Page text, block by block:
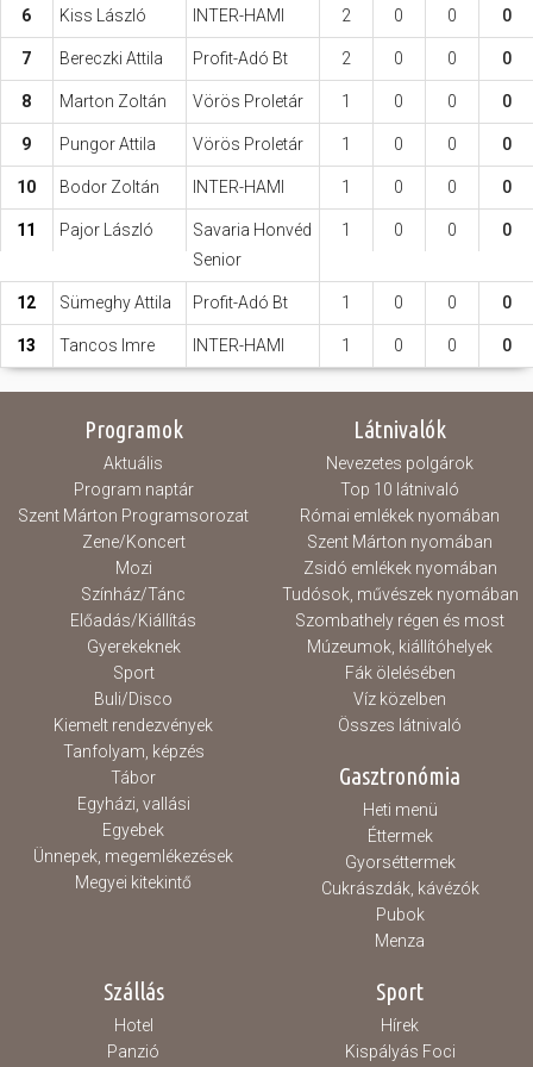
6 Kiss László INTER-HAMI 2 0 0 0
7 Bereczki Attila Profit-Adó Bt 2 0 0 0
8 Marton Zoltán Vörös Proletár 1 0 0 0
9 Pungor Attila Vörös Proletár 1 0 0 0
10 Bodor Zoltán INTER-HAMI 1 0 0 0
11 Pajor László
Savaria Honvéd
Senior
1 0 0 0
12 Sümeghy Attila Profit-Adó Bt 1 0 0 0
13 Tancos Imre INTER-HAMI 1 0 0 0
Programok
Aktuális
Program naptár
Szent Márton Programsorozat
Zene/Koncert
Mozi
Színház/Tánc
Előadás/Kiállítás
Gyerekeknek
Sport
Buli/Disco
Kiemelt rendezvények
Tanfolyam, képzés
Tábor
Egyházi, vallási
Egyebek
Ünnepek, megemlékezések
Megyei kitekintő
Látnivalók
Nevezetes polgárok
Top 10 látnivaló
Római emlékek nyomában
Szent Márton nyomában
Zsidó emlékek nyomában
Tudósok, művészek nyomában
Szombathely régen és most
Múzeumok, kiállítóhelyek
Fák ölelésében
Víz közelben
Összes látnivaló
Gasztronómia
Heti menü
Éttermek
Gyorséttermek
Cukrászdák, kávézók
Pubok
Menza
Szállás
Hotel
Panzió
Sport
Hírek
Kispályás Foci